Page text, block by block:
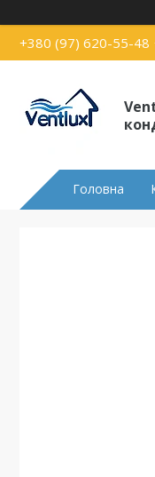
+380 (97) 620-55-48
Головна